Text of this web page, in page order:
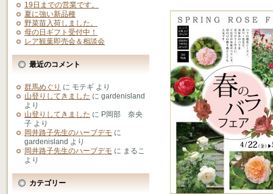
19日までの営業です。
夏に強い新品種
野菜苗入荷しました。
母の日ギフト受付中！
レア観葉即売会＆相談会
最近のコメント
群馬めぐり に モテギ より
山登りしてきました に gardenisland
より
山登りしてきました に P岡部 奈央
子 より
岡井路子先生のハーブデモ に
gardenisland より
岡井路子先生のハーブデモ に まるこ
より
カテゴリー